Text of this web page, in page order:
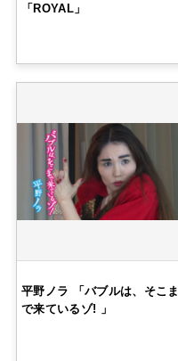
「ROYAL」
平野ノラ 「バブルは、そこま
で来ているゾ! 」